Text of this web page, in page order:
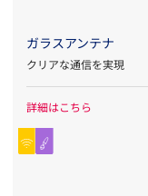
ガラスアンテナ
クリアな通信を実現
詳細はこちら